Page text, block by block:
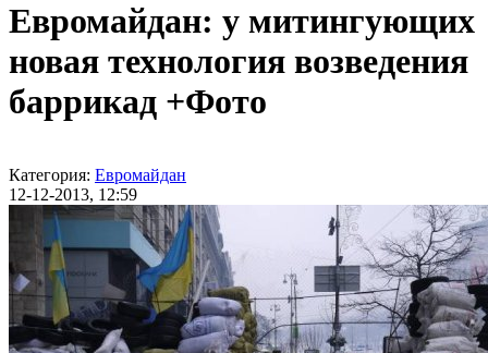
Евромайдан: у митингующих
новая технология возведения
баррикад +Фото
Категория: Евромайдан
12-12-2013, 12:59